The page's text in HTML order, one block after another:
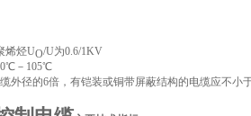
烯烃UO/U为0.6/1KV
－105℃
外径的6倍，有铠装或铜带屏蔽结构的电缆应不小